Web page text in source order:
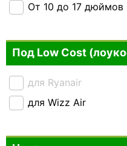
От 10 до 17 дюймов
Под Low Cost
для Ryanair
для Wizz Air